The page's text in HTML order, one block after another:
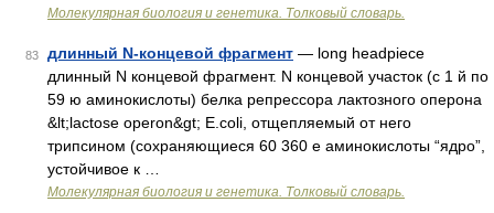
Молекулярная биология и генетика. Толковый словарь.
83 длинный N-концевой фрагмент — long headpiece
длинный N концевой фрагмент. N концевой участок (с 1 й по
59 ю аминокислоты) белка репрессора лактозного оперона
&lt;lactose operon&gt; E.coli, отщепляемый от него
трипсином (сохраняющиеся 60 360 е аминокислоты “ядро”,
устойчивое к …
Молекулярная биология и генетика. Толковый словарь.